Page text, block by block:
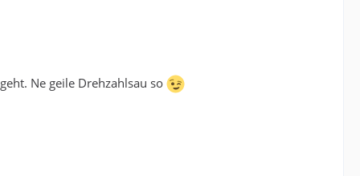
Ne geile Drehzahlsau so